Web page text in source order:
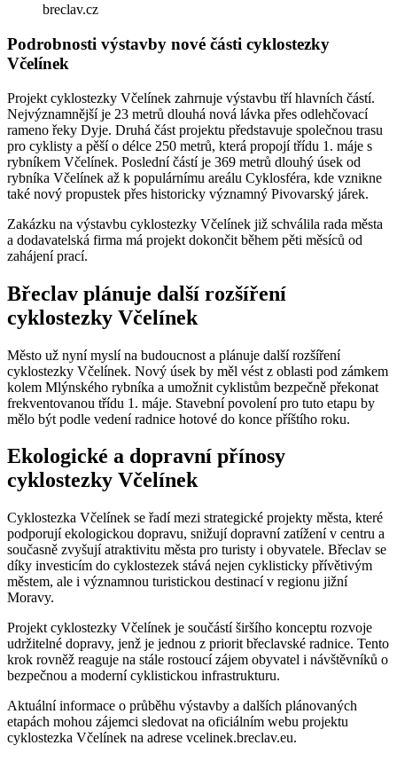
breclav.cz
Podrobnosti výstavby nové části cyklostezky
Včelínek
Projekt cyklostezky Včelínek zahrnuje výstavbu tří hlavních částí.
Nejvýznamnější je 23 metrů dlouhá nová lávka přes odlehčovací
rameno řeky Dyje. Druhá část projektu představuje společnou trasu
pro cyklisty a pěší o délce 250 metrů, která propojí třídu 1. máje s
rybníkem Včelínek. Poslední částí je 369 metrů dlouhý úsek od
rybníka Včelínek až k populárnímu areálu Cyklosféra, kde vznikne
také nový propustek přes historicky významný Pivovarský járek.
Zakázku na výstavbu cyklostezky Včelínek již schválila rada města
a dodavatelská firma má projekt dokončit během pěti měsíců od
zahájení prací.
Břeclav plánuje další rozšíření
cyklostezky Včelínek
Město už nyní myslí na budoucnost a plánuje další rozšíření
cyklostezky Včelínek. Nový úsek by měl vést z oblasti pod zámkem
kolem Mlýnského rybníka a umožnit cyklistům bezpečně překonat
frekventovanou třídu 1. máje. Stavební povolení pro tuto etapu by
mělo být podle vedení radnice hotové do konce příštího roku.
Ekologické a dopravní přínosy
cyklostezky Včelínek
Cyklostezka Včelínek se řadí mezi strategické projekty města, které
podporují ekologickou dopravu, snižují dopravní zatížení v centru a
současně zvyšují atraktivitu města pro turisty i obyvatele. Břeclav se
díky investicím do cyklostezek stává nejen cyklisticky přívětivým
městem, ale i významnou turistickou destinací v regionu jižní
Moravy.
Projekt cyklostezky Včelínek je součástí širšího konceptu rozvoje
udržitelné dopravy, jenž je jednou z priorit břeclavské radnice. Tento
krok rovněž reaguje na stále rostoucí zájem obyvatel i návštěvníků o
bezpečnou a moderní cyklistickou infrastrukturu.
Aktuální informace o průběhu výstavby a dalších plánovaných
etapách mohou zájemci sledovat na oficiálním webu projektu
cyklostezka Včelínek na adrese vcelinek.breclav.eu.